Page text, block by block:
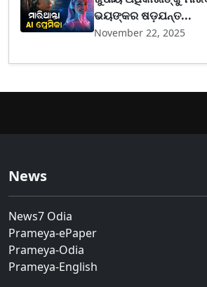
ଭୟଙ୍କର ଷଡ଼ଯନ୍ତ...
November 22, 2025
News
News7 Odia
Prameya-ePaper
Prameya-Odia
Prameya-English